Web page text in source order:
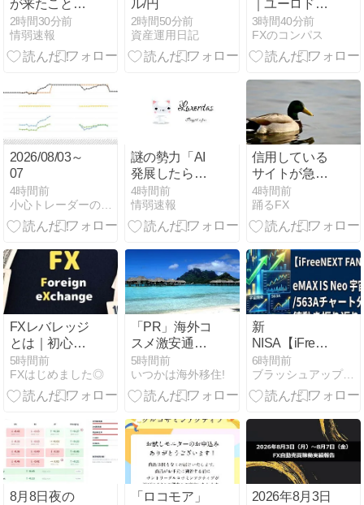
が来たことは
内緒だべ」極
秘で熊本でボ
ランティアを
ｗｗｗ
2時間30分前
情弱速報
ル/円
2時間50分前
資産運用日記
｜ユーロドル
の環境認識と
トレード解説
(8/3～7)
3時間40分前
FXのコンパス
2026/08/03～
07
4時間前
小心トレーダーの溜め息
謎の勢力「AI
発展したらお
前らは皆クビ
になるわ」→
未だかつてAI
したG民が0人
の理由
4時間前
情弱速報
信用している
サイトが急に
「スキャルが
おすすめ」と
言い出して、
ちがひっくり
返ったんじゃ
｜クソザコFX
4時間前
踊るFX
FXレバレッジ
とは｜初心者
が現金取引で
理解すべき基
本
5時間前
FXはじめました◎
「PR」海外コ
スメ激安通販
ベティーズビ
ューティー
「プロモーシ
5時間前
いつかは海外移住!
新
NISA【iFreeNEXT
FANG+】ｅＭ
ＡＸＩＳ Ｎｅ
ｏ 宇宙開
ート分析｜値
動き振り返り
8.08
6時間前
ブラッシュアップスキルCOZY日記
8月8日夜の
「ロコモア」
2026年8月3日